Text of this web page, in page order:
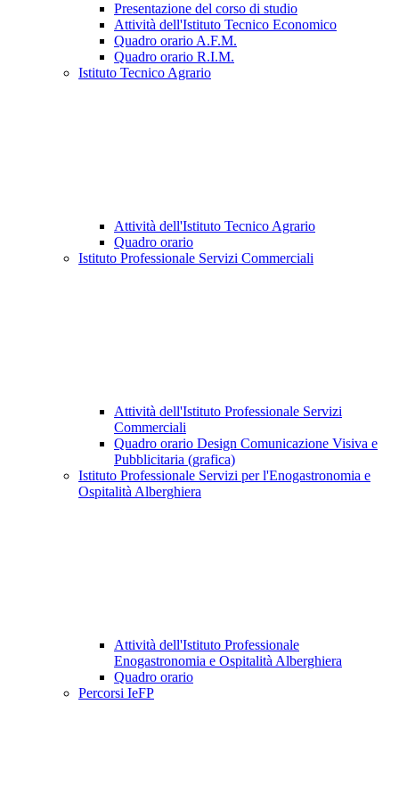
Presentazione del corso di studio
Attività dell'Istituto Tecnico Economico
Quadro orario A.F.M.
Quadro orario R.I.M.
Istituto Tecnico Agrario
Attività dell'Istituto Tecnico Agrario
Quadro orario
Istituto Professionale Servizi Commerciali
Attività dell'Istituto Professionale Servizi
Commerciali
Quadro orario Design Comunicazione Visiva e
Pubblicitaria (grafica)
Istituto Professionale Servizi per l'Enogastronomia e
Ospitalità Alberghiera
Attività dell'Istituto Professionale
Enogastronomia e Ospitalità Alberghiera
Quadro orario
Percorsi IeFP